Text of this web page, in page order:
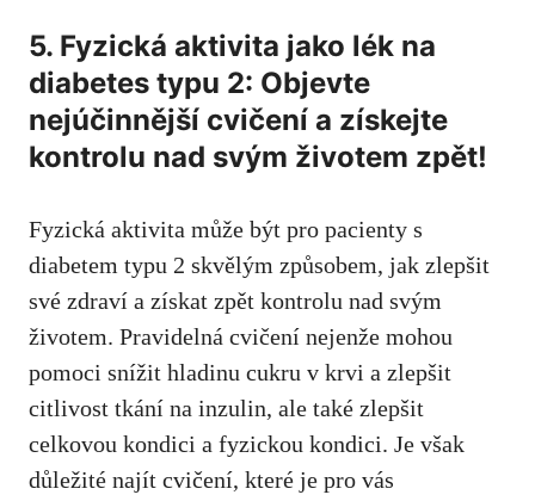
5. Fyzická aktivita jako lék na
diabetes typu 2:‌ Objevte
nejúčinnější cvičení a získejte
kontrolu nad svým životem ⁤zpět!
Fyzická aktivita může být​ pro pacienty s
diabetem typu 2 ‌skvělým způsobem, jak zlepšit
své ⁢zdraví⁣ a získat zpět⁤ kontrolu ⁤nad svým
životem. Pravidelná cvičení nejenže mohou
pomoci ‍snížit hladinu cukru v krvi a zlepšit
citlivost tkání na inzulin, ale také zlepšit⁣
celkovou kondici a fyzickou kondici. Je však
důležité najít cvičení, které je pro vás